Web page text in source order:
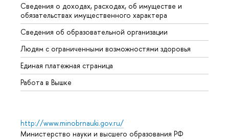
Сведения о доходах, расходах, об имуществе и
обязательствах имущественного характера
Сведения об образовательной организации
Людям с ограниченными возможностями здоровья
Единая платежная страница
Работа в Вышке
http://www.minobrnauki.gov.ru/
Министерство науки и высшего образования РФ